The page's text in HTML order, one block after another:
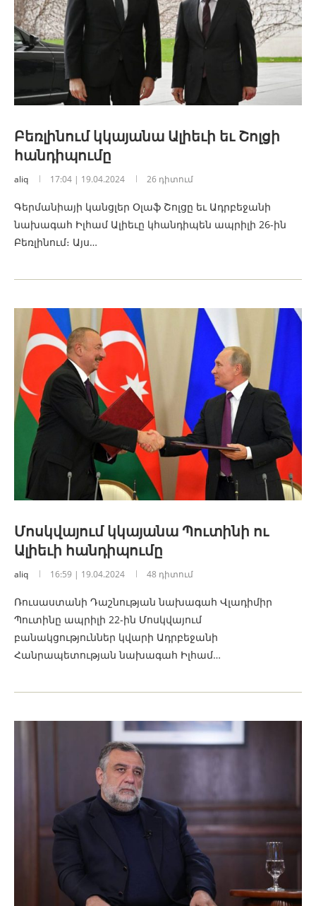
Բեռլինում կկայանա Ալիեւի եւ Շոլցի
հանդիպումը
aliq 17:04 | 19.04.2024 26 դիտում
Գերմանիայի կանցլեր Օլաֆ Շոլցը եւ Ադրբեջանի
նախագահ Իլհամ Ալիեւը կհանդիպեն ապրիլի 26-ին
Բեռլինում։ Այս…
Մոսկվայում կկայանա Պուտինի ու
Ալիեւի հանդիպումը
aliq 16:59 | 19.04.2024 48 դիտում
Ռուսաստանի Դաշնության նախագահ Վլադիմիր
Պուտինը ապրիլի 22-ին Մոսկվայում
բանակցություններ կվարի Ադրբեջանի
Հանրապետության նախագահ Իլհամ…